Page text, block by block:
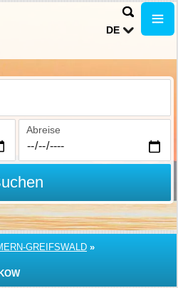
DE
Abreise
GREIFSWALD »